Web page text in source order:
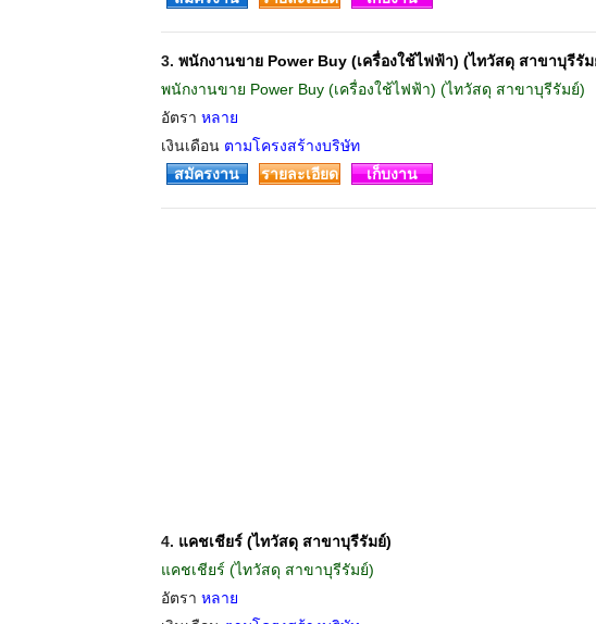
3. พนักงานขาย Power Buy (เครื่องใช้ไฟฟ้า) (ไทวัสดุ สาขาบุรีรัม
พนักงานขาย Power Buy (เครื่องใช้ไฟฟ้า) (ไทวัสดุ สาขาบุรีรัมย์)
อัตรา หลาย
เงินเดือน ตามโครงสร้างบริษัท
สมัครงาน รายละเอียด เก็บงาน
4. แคชเชียร์ (ไทวัสดุ สาขาบุรีรัมย์)
แคชเชียร์ (ไทวัสดุ สาขาบุรีรัมย์)
อัตรา หลาย